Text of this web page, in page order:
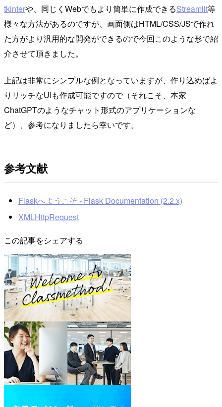
tkinterや、同じくWebでもより簡単に作成できるStreamlit等
様々な方法があるのですが、画面側はHTML/CSS/JSで作れ
た方がより汎用的な開発ができるので今回このような形で紹
介させて頂きました。
上記は非常にシンプルな例となっていますが、作り込めばよ
りリッチなUIも作成可能ですので（それこそ、本家
ChatGPTのようなチャット形式のアプリケーションな
ど）、参考になりましたら幸いです。
参考文献
Flaskへようこそ - Flask Documentation (2.2.x)
XMLHttpRequest
この記事をシェアする